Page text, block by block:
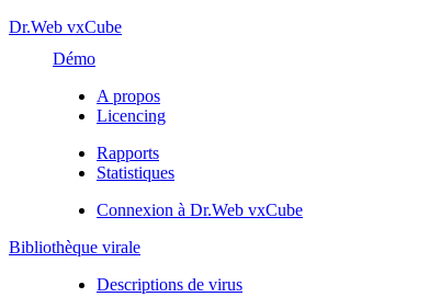
Dr.Web vxCube
Démo
A propos
Licencing
Rapports
Statistiques
Connexion à Dr.Web vxCube
Bibliothèque virale
Descriptions de virus